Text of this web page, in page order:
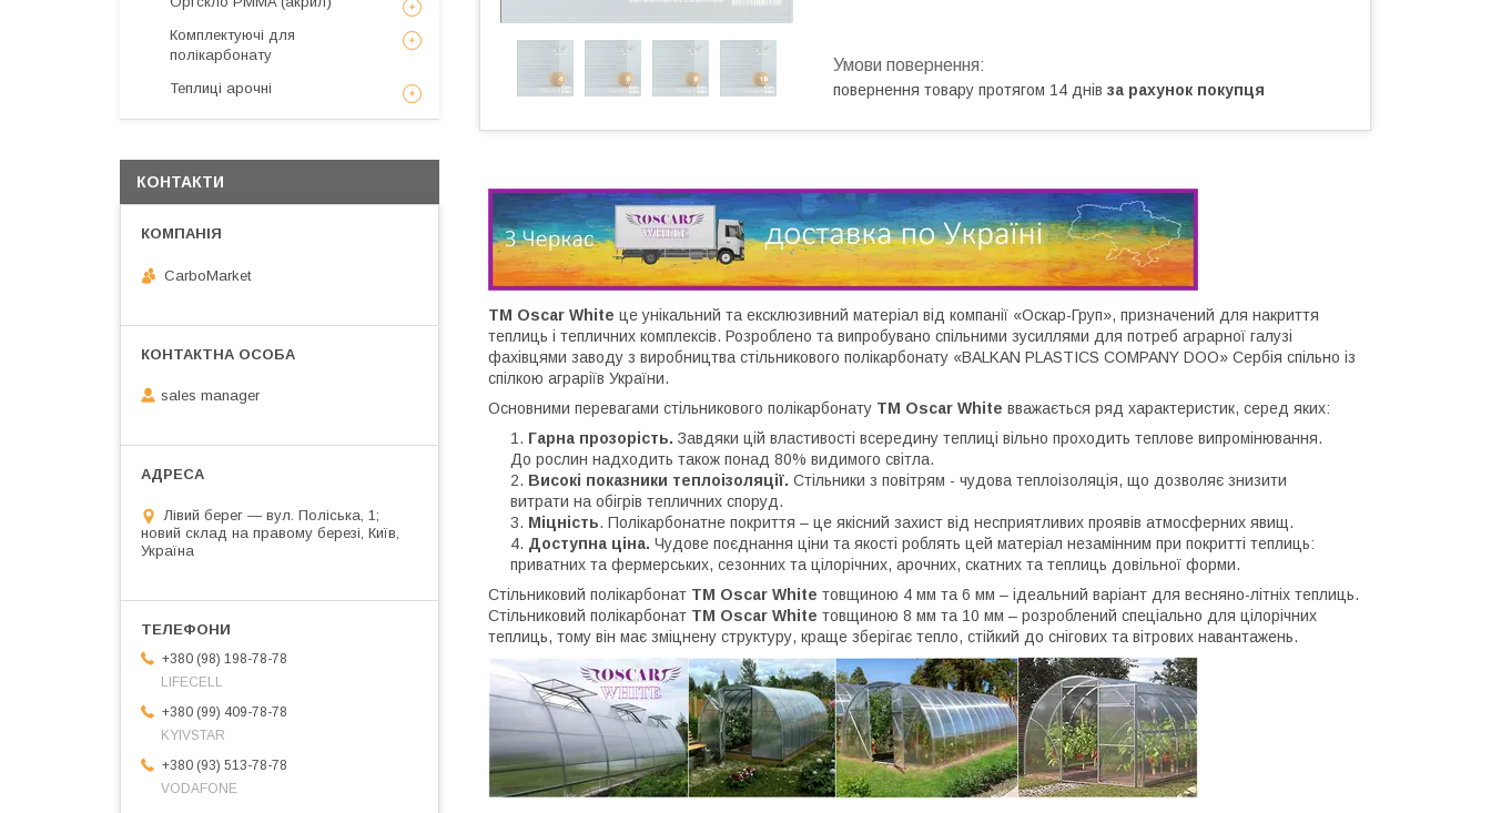
повернення товару протягом 14 днів за рахунок покупця
ТМ Oscar White це унікальний та ексклюзивний матеріал від компанії «Оскар-Груп», призначений для накриття
теплиць і тепличних комплексів. Розроблено та випробувано спільними зусиллями для потреб аграрної галузі
фахівцями заводу з виробництва стільникового полікарбонату «BALKAN PLASTICS COMPANY DOO» Сербія спільно із
спілкою аграріїв України.
Основними перевагами стільникового полікарбонату ТМ Oscar White вважається ряд характеристик, серед яких:
Гарна прозорість. Завдяки цій властивості всередину теплиці вільно проходить теплове випромінювання.
До рослин надходить також понад 80% видимого світла.
Високі показники теплоізоляції. Стільники з повітрям - чудова теплоізоляція, що дозволяє знизити
витрати на обігрів тепличних споруд.
Міцність. Полікарбонатне покриття – це якісний захист від несприятливих проявів атмосферних явищ.
Доступна ціна. Чудове поєднання ціни та якості роблять цей матеріал незамінним при покритті теплиць:
приватних та фермерських, сезонних та цілорічних, арочних, скатних та теплиць довільної форми.
Стільниковий полікарбонат ТМ Oscar White товщиною 4 мм та 6 мм – ідеальний варіант для весняно-літніх теплиць.
Стільниковий полікарбонат ТМ Oscar White товщиною 8 мм та 10 мм – розроблений спеціально для цілорічних
теплиць, тому він має зміцнену структуру, краще зберігає тепло, стійкий до снігових та вітрових навантажень.
Комплектуючі для
полікарбонату
Теплиці арочні
КОНТАКТИ
CarboMarket
sales manager
Лівий берег — вул. Поліська, 1;
новий склад на правому березі, Київ,
Україна
+380 (98) 198-78-78
LIFECELL
+380 (99) 409-78-78
KYIVSTAR
+380 (93) 513-78-78
VODAFONE